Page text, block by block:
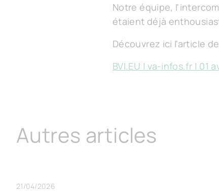
Notre équipe,
étaient déjà
Découvrez ici l'article
BVI.EU | va-infos.fr | 01
Autres articles
21/04/2026